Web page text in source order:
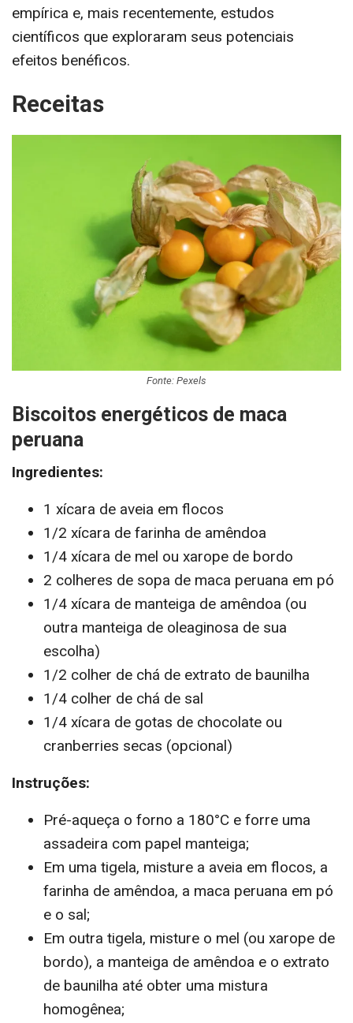
empírica e, mais recentemente, estudos
científicos que exploraram seus potenciais
efeitos benéficos.
Receitas
Fonte: Pexels
Biscoitos energéticos de maca
peruana
Ingredientes:
1 xícara de aveia em flocos
1/2 xícara de farinha de amêndoa
1/4 xícara de mel ou xarope de bordo
2 colheres de sopa de maca peruana em pó
1/4 xícara de manteiga de amêndoa (ou
outra manteiga de oleaginosa de sua
escolha)
1/2 colher de chá de extrato de baunilha
1/4 colher de chá de sal
1/4 xícara de gotas de chocolate ou
cranberries secas (opcional)
Instruções:
Pré-aqueça o forno a 180°C e forre uma
assadeira com papel manteiga;
Em uma tigela, misture a aveia em flocos, a
farinha de amêndoa, a maca peruana em pó
e o sal;
Em outra tigela, misture o mel (ou xarope de
bordo), a manteiga de amêndoa e o extrato
de baunilha até obter uma mistura
homogênea;